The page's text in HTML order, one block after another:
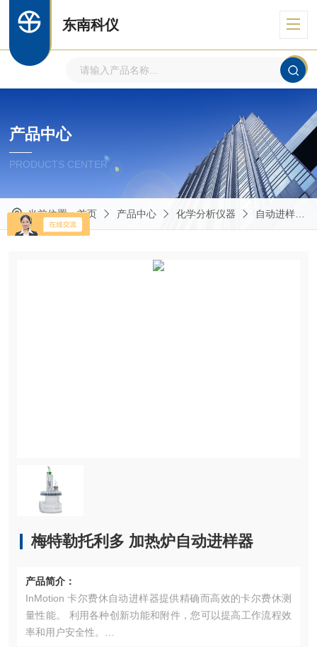
东南科仪
产品中心
PRODUCTS CENTER
当前位置：首页 产品中心 化学分析仪器 自动进样器
梅特勒托利多 加热炉自动进样器
产品简介：
InMotion 卡尔费休自动进样器提供精确而高效的卡尔费休测
量性能。 利用各种创新功能和附件，您可以提高工作流程效
率和用户安全性。